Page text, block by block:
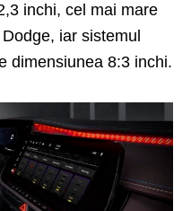
inchi, cel mai mare
iar sistemul
dimensiunea 8:3 inchi.